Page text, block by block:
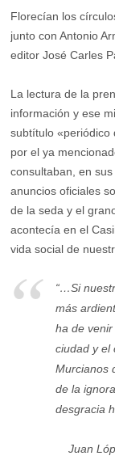
Florecían los
junto con Antonio
editor José Carles
La lectura de la
información y ese
subtítulo «periódico
por el ya
consultaban, en
anuncios oficiales
de la seda y el
acontecía en el
vida social de
“…Si
más
ha de
ciudad y el
Murcianos
de la
desgracia
Juan